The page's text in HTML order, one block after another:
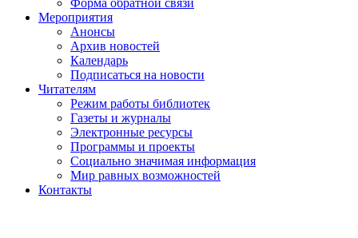
Форма обратной связи
Мероприятия
Анонсы
Архив новостей
Календарь
Подписаться на новости
Читателям
Режим работы библиотек
Газеты и журналы
Электронные ресурсы
Программы и проекты
Социально значимая информация
Мир равных возможностей
Контакты